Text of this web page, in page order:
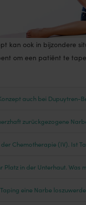
kan ook in bijzondere
om een patiënt te
auch bei Dupuytren-
zurückgezogene
Chemotherapie (IV). Ist
Platz in der Unterhaut. Was
eine Narbe